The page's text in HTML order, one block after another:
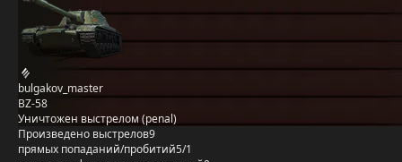
bulgakov_master
BZ-58
Уничтожен выстрелом (penal)
Произведено выстрелов9
прямых попаданий/пробитий5/1